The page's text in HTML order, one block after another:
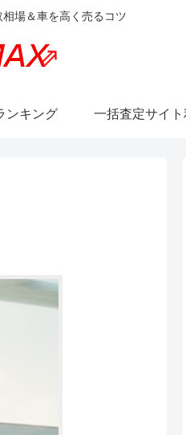
場＆車を高く売るコツ
ンキング 一括査定サイ